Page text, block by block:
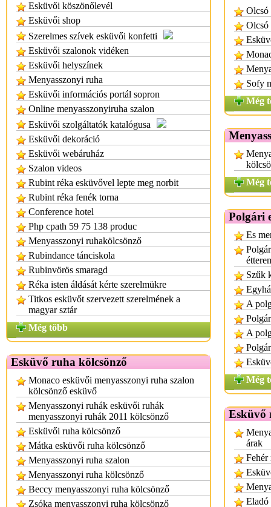
Esküvői köszönőlevél
Esküvői shop
Szerelmes szívek esküvői konfetti
Esküvői szalonok vidéken
Esküvői helyszínek
Menyasszonyi ruha
Esküvői információs portál sopron
Online menyasszonyiruha szalon
Esküvői szolgáltatók katalógusa
Esküvői dekoráció
Esküvői webáruház
Szalon videos
Rubint réka esküvővel lepte meg norbit
Rubint réka fenék torna
Conference hotel
Php cpath 59 75 138 produc
Menyasszonyi ruhakölcsönző
Rubindance tánciskola
Rubinvörös smaragd
Réka isten áldását kérte szerelmükre
Titkos esküvőt szervezett szerelmének a
magyar sztár
Még több
Esküvő ruha kölcsönző
Monaco esküvői menyasszonyi ruha szalon
kölcsönző esküvő
Menyasszonyi ruhák esküvői ruhák
menyasszonyi ruhák 2011 kölcsönző
Esküvői ruha kölcsönző
Mátka esküvői ruha kölcsönző
Menyasszonyi ruha szalon
Menyasszonyi ruha kölcsönző
Beccy menyasszonyi ruha kölcsönző
Zsóka menyasszonyi ruha kölcsönző
Olcsó
Olcsó
Sofy
Még
Még
Polgári
Es
Szűk
A
A
Még
Esküvő
árak
Fehér
Eladó